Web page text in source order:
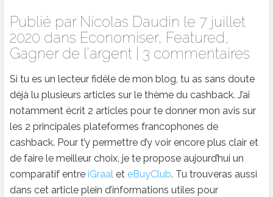
Publié par Nicolas Daudin le 7 juillet
2020 dans Economiser, Featured,
Gagner de l'argent
3 commentaires
Si tu es un lecteur fidèle de mon blog, tu as sans doute
déjà lu plusieurs articles sur le thème du cashback. J’ai
notamment écrit 2 articles pour te donner mon avis sur
les 2 principales plateformes francophones de
cashback. Pour t’y permettre d’y voir encore plus clair et
de faire le meilleur choix, je te propose aujourd’hui un
comparatif entre iGraal et eBuyClub. Tu trouveras aussi
dans cet article plein d’informations utiles pour